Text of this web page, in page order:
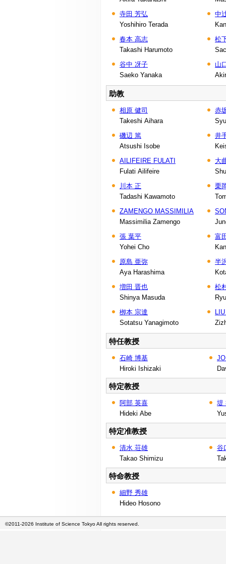
寺田 芳弘
Yoshihiro Terada
中
春本 高志
Takashi Harumoto
松
谷中 冴子
Saeko Yanaka
山
助教
相原 健司
Takeshi Aihara
赤
磯辺 篤
Atsushi Isobe
井
AILIFEIRE FULATI
Fulati Ailifeire
大
川本 正
Tadashi Kawamoto
栗
ZAMENGO MASSIMILIA
Massimilia Zamengo
張 葉平
Yohei Cho
富
原島 亜弥
Aya Harashima
半
増田 晋也
Shinya Masuda
松
栁本 宗達
Sotatsu Yanagimoto
特任教授
石崎 博基
Hiroki Ishizaki
特定教授
阿部 英喜
Hideki Abe
堤
特定准教授
清水 荘雄
Takao Shimizu
谷
特命教授
細野 秀雄
Hideo Hosono
©2011-2026 Institute of Science Tokyo All rights reserved.